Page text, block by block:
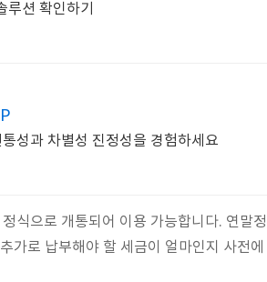
루션 확인하기
성과 차별성 진정성을 경험하세요
식으로 개통되어 이용 가능합니다. 연말
가로 납부해야 할 세금이 얼마인지 사전